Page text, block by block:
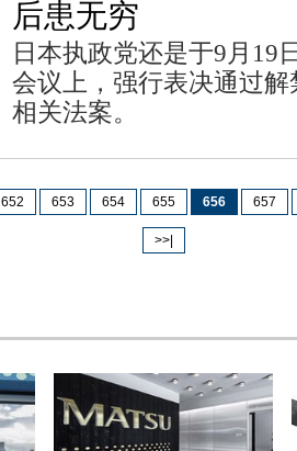
后患无穷
日本执政党还是于9月19
会议上，强行表决通过
相关法案。
652 653 654 655 656 657
>>|